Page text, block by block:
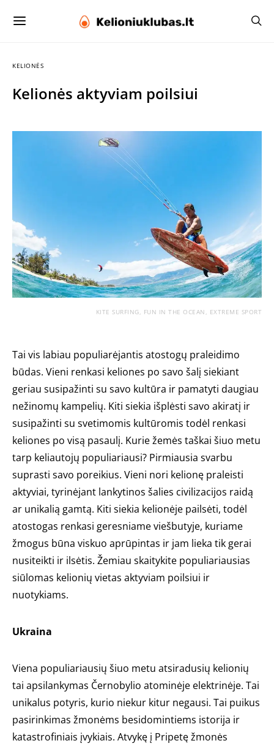
KELIONĖS
Kelionės aktyviam poilsiui
KITE SURFING, FUN IN THE OCEAN, EXTREME SPORT
Tai vis labiau populiarėjantis atostogų praleidimo
būdas. Vieni renkasi keliones po savo šalį siekiant
geriau susipažinti su savo kultūra ir pamatyti daugiau
nežinomų kampelių. Kiti siekia išplėsti savo akiratį ir
susipažinti su svetimomis kultūromis todėl renkasi
keliones po visą pasaulį. Kurie žemės taškai šiuo metu
tarp keliautojų populiariausi? Pirmiausia svarbu
suprasti savo poreikius. Vieni nori kelionę praleisti
aktyviai, tyrinėjant lankytinos šalies civilizacijos raidą
ar unikalią gamtą. Kiti siekia kelionėje pailsėti, todėl
atostogas renkasi geresniame viešbutyje, kuriame
žmogus būna viskuo aprūpintas ir jam lieka tik gerai
nusiteikti ir ilsėtis. Žemiau skaitykite populiariausias
siūlomas kelionių vietas aktyviam poilsiui ir
nuotykiams.
Ukraina
Viena populiariausių šiuo metu atsiradusių kelionių
tai apsilankymas Černobylio atominėje elektrinėje. Tai
unikalus potyris, kurio niekur kitur negausi. Tai puikus
pasirinkimas žmonėms besidomintiems istorija ir
katastrofiniais įvykiais. Atvykę į Pripetę žmonės